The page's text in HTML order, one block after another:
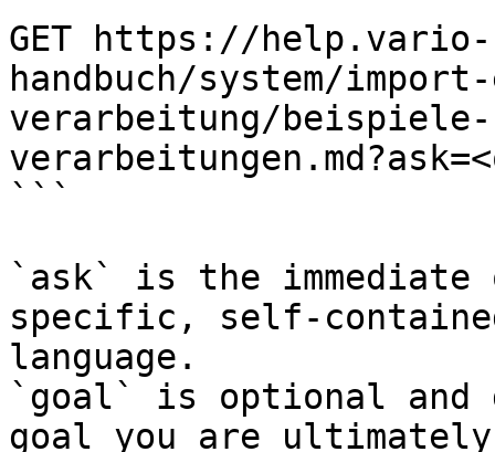
GET https://
handbuch/system/
verarbeitung/
```
`ask` is the
specific, self-
language.
`goal` is optional and
goal you are